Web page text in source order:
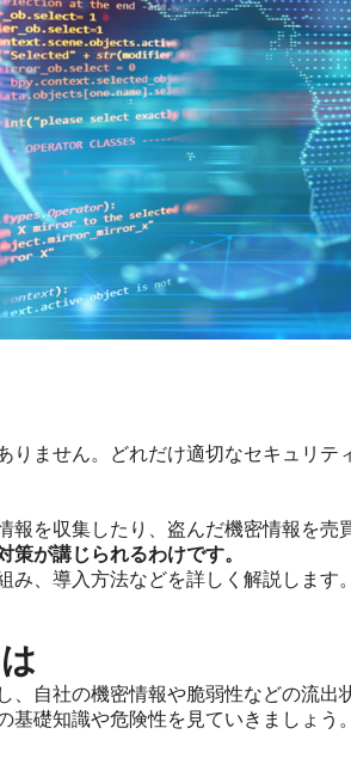
ません。どれだけ適切なセキュリ
を収集したり、盗んだ機密情報を売
が講じられるわけです。
、導入方法などを詳しく解説します。
自社の機密情報や脆弱性などの流
礎知識や危険性を見ていきましょう。